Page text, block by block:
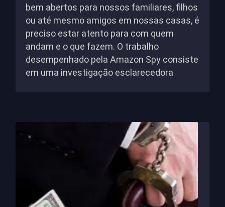
bem abertos para nossos familiares, filhos
ou até mesmo amigos em nossas casas, é
preciso estar atento para com quem
andam e o que fazem. O trabalho
desempenhado pela Amazon Spy consiste
em uma investigação esclarecedora